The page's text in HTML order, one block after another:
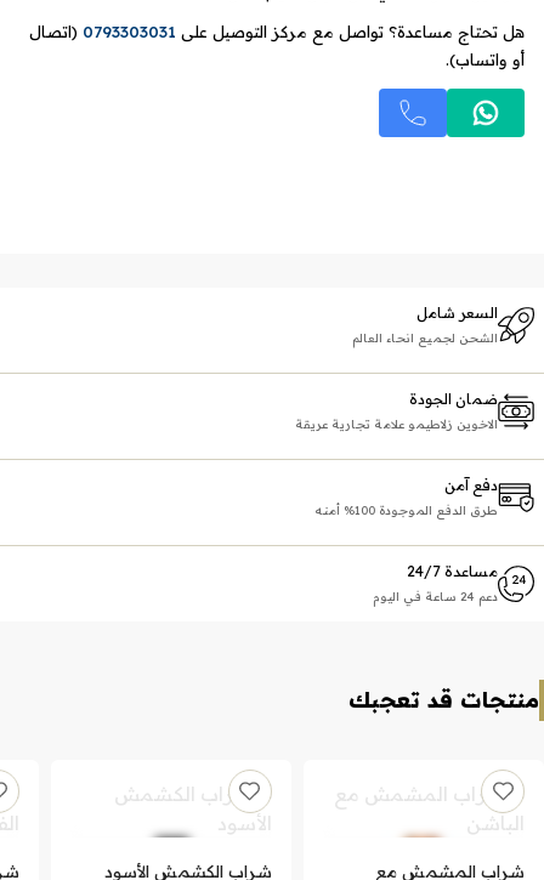
هل تحتاج مساعدة؟ تواصل مع مركز التوصيل على 0793303031 (اتصال
أو واتساب).
السعر شامل
الشحن لجميع انحاء العالم
ضمان الجودة
الاخوين زلاطيمو علامة تجارية عريقة
دفع آمن
طرق الدفع الموجودة 100% أمنه
مساعدة 24/7
دعم 24 ساعة في اليوم
منتجات قد تعجبك
شراب المشمش مع
شراب الكشمش الأسود